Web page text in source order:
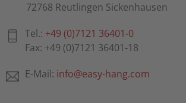
72768 Reutlingen Sickenhausen
Tel.: +49 (0)7121 36401-0
Fax: +49 (0)7121 36401-18
E-Mail: info@easy-hang.com